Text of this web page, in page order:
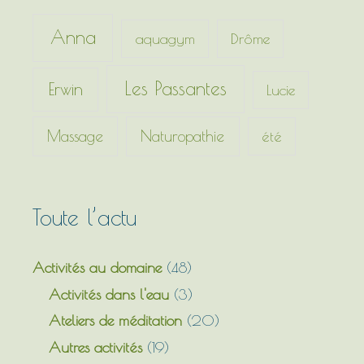
Anna aquagym Drôme
Erwin Les Passantes Lucie
Massage Naturopathie été
Toute l’actu
Activités au domaine(48)
Activités dans l'eau (3)
Ateliers de méditation (20)
Autres activités(19)